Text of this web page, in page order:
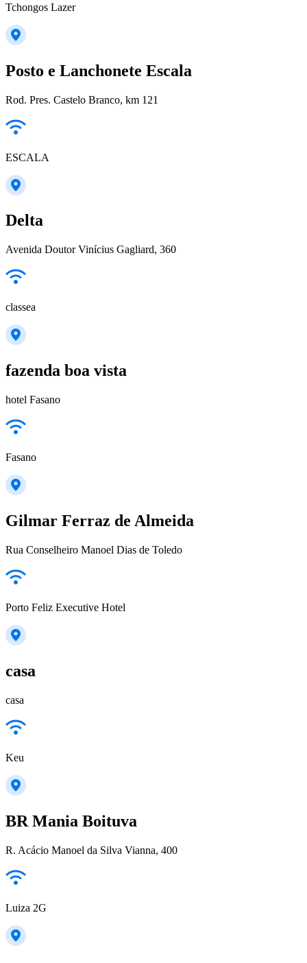
Tchongos Lazer
Posto e Lanchonete Escala
Rod. Pres. Castelo Branco, km 121
ESCALA
Delta
Avenida Doutor Vinícius Gagliard, 360
classea
fazenda boa vista
hotel Fasano
Fasano
Gilmar Ferraz de Almeida
Rua Conselheiro Manoel Dias de Toledo
Porto Feliz Executive Hotel
casa
casa
Keu
BR Mania Boituva
R. Acácio Manoel da Silva Vianna, 400
Luiza 2G